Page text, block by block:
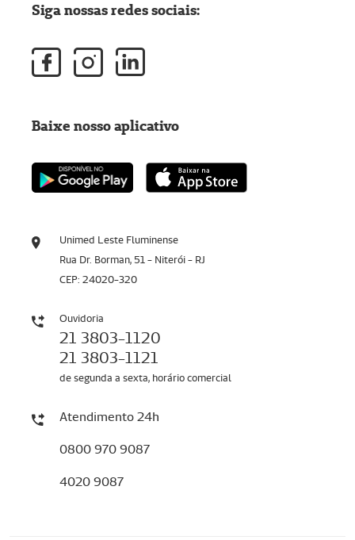
Unimed Leste Fluminense
Rua Dr. Borman, 51 - Niterói - RJ
CEP: 24020-320
Ouvidoria
21 3803-1120
21 3803-1121
de segunda a sexta, horário comercial
Atendimento 24h
0800 970 9087
4020 9087
Siga nossas redes sociais:
Baixe nosso aplicativo